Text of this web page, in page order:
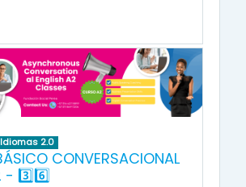
2.0
CONVERSACIONAL
- 3️⃣6️⃣